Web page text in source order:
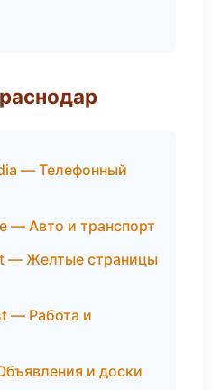
— Телефонный
— Авто и транспорт
— Желтые страницы
— Работа и
и доски